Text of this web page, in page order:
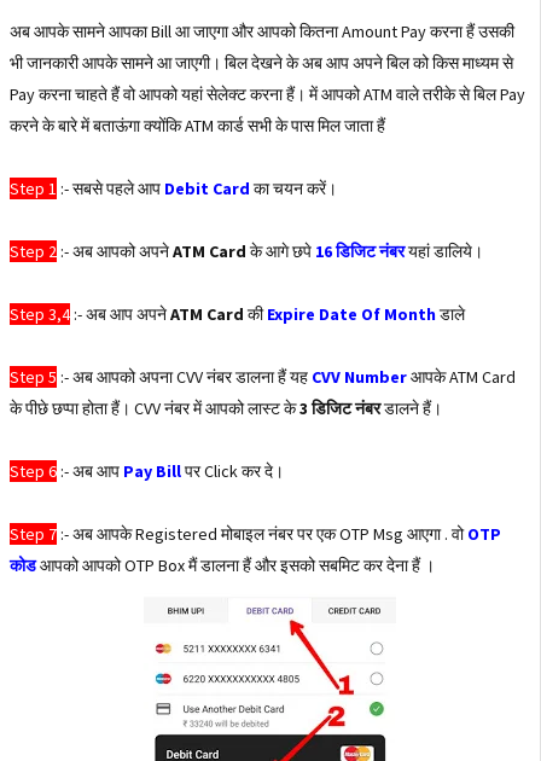
अब आपके सामने आपका Bill आ जाएगा और आपको कितना Amount Pay करना हैं उसकी
भी जानकारी आपके सामने आ जाएगी। बिल देखने के अब आप अपने बिल को किस माध्यम से
Pay करना चाहते हैं वो आपको यहां सेलेक्ट करना हैं। में आपको ATM वाले तरीके से बिल Pay
करने के बारे में बताऊंगा क्योंकि ATM कार्ड सभी के पास मिल जाता हैं
Step 1 :- सबसे पहले आप Debit Card का चयन करें।
Step 2 :- अब आपको अपनेATM Card के आगे छपे 16 डिजिट नंबरयहां डालिये।
Step 3,4 :- अब आप अपनेATM Card कीExpire Date Of Monthडाले
Step 5 :- अब आपको अपना CVV नंबर डालना हैं यह CVV Numberआपके ATM Card
के पीछे छप्पा होता हैं। CVV नंबर में आपको लास्ट के3 डिजिट नंबरडालने हैं।
Step 6 :- अब आप Pay Billपर Click कर दे।
Step 7 :- अब आपके Registered मोबाइल नंबर पर एक OTP Msg आएगा . वोOTP
कोडआपको आपको OTP Box मैं डालना हैं और इसको सबमिट कर देना हैं ।